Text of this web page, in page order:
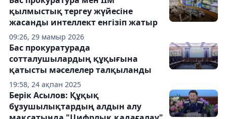
09:26, 29 мамыр 2026
қылмыстық тергеу жүйесіне
жасанды интеллект енгізіп жатыр
19:58, 24 ақпан 2025
Бас прокуратурада
сотталушылардың құқығына
қатысты мәселелер талқыланды
Берік Асылов: Құқық
бұзушылықтардың алдын алу